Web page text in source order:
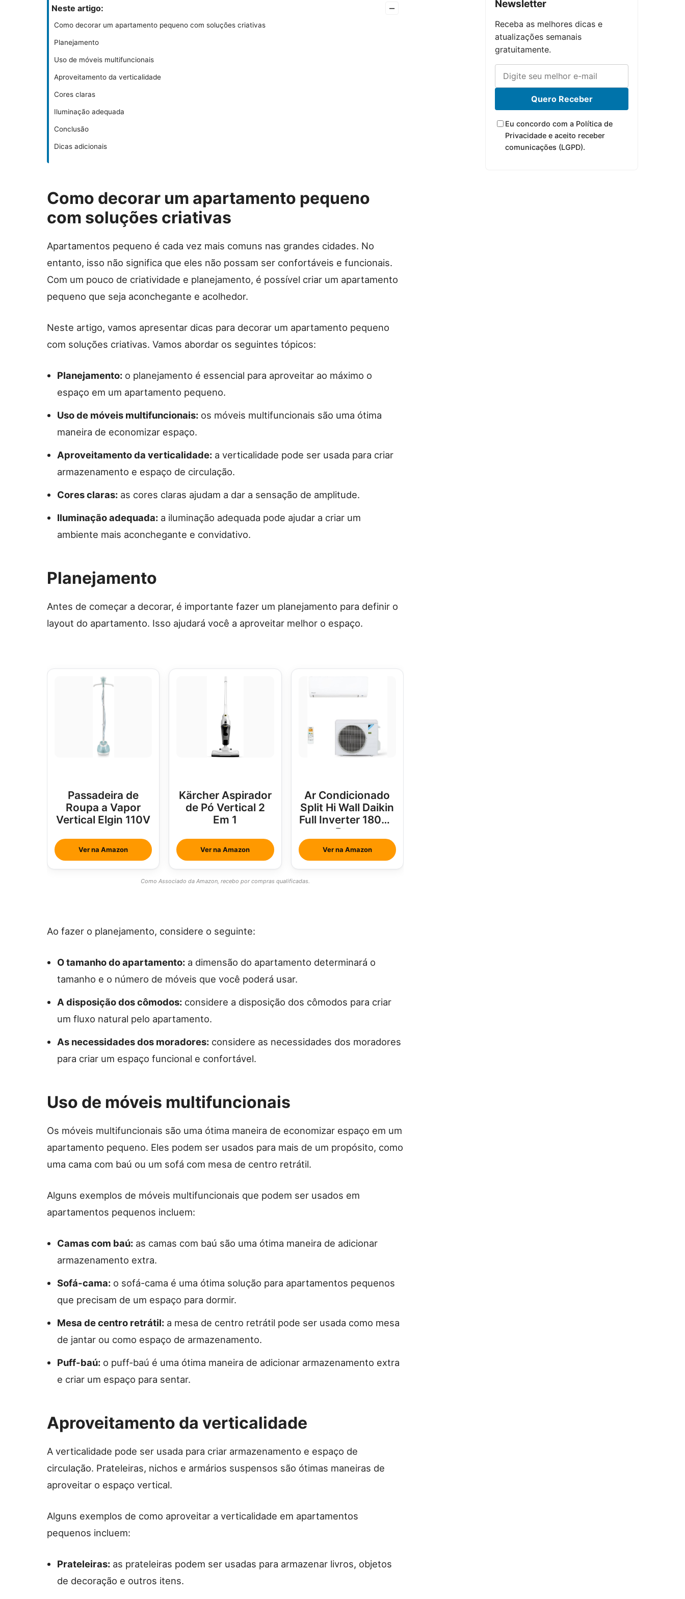
Neste artigo: –
Como decorar um apartamento pequeno com soluções criativas
Planejamento
Uso de móveis multifuncionais
Aproveitamento da verticalidade
Cores claras
Iluminação adequada
Conclusão
Dicas adicionais
Como decorar um apartamento pequeno
com soluções criativas
Apartamentos pequeno é cada vez mais comuns nas grandes cidades. No
entanto, isso não significa que eles não possam ser confortáveis e funcionais.
Com um pouco de criatividade e planejamento, é possível criar um apartamento
pequeno que seja aconchegante e acolhedor.
Neste artigo, vamos apresentar dicas para decorar um apartamento pequeno
com soluções criativas. Vamos abordar os seguintes tópicos:
Planejamento: o planejamento é essencial para aproveitar ao máximo o
espaço em um apartamento pequeno.
Uso de móveis multifuncionais: os móveis multifuncionais são uma ótima
maneira de economizar espaço.
Aproveitamento da verticalidade: a verticalidade pode ser usada para criar
armazenamento e espaço de circulação.
Cores claras: as cores claras ajudam a dar a sensação de amplitude.
Iluminação adequada: a iluminação adequada pode ajudar a criar um
ambiente mais aconchegante e convidativo.
Planejamento
Antes de começar a decorar, é importante fazer um planejamento para definir o
layout do apartamento. Isso ajudará você a aproveitar melhor o espaço.
Passadeira de
Roupa a Vapor
Vertical Elgin 110V
Ver na Amazon
Kärcher Aspirador
de Pó Vertical 2
Em 1
Ver na Amazon
Ar Condicionado
Split Hi Wall Daikin
Full Inverter 18000
Btus
Ver na Amazon
Como Associado da Amazon, recebo por compras qualificadas.
Ao fazer o planejamento, considere o seguinte:
O tamanho do apartamento: a dimensão do apartamento determinará o
tamanho e o número de móveis que você poderá usar.
A disposição dos cômodos: considere a disposição dos cômodos para criar
um fluxo natural pelo apartamento.
As necessidades dos moradores: considere as necessidades dos moradores
para criar um espaço funcional e confortável.
Uso de móveis multifuncionais
Os móveis multifuncionais são uma ótima maneira de economizar espaço em um
apartamento pequeno. Eles podem ser usados para mais de um propósito, como
uma cama com baú ou um sofá com mesa de centro retrátil.
Alguns exemplos de móveis multifuncionais que podem ser usados em
apartamentos pequenos incluem:
Camas com baú: as camas com baú são uma ótima maneira de adicionar
armazenamento extra.
Sofá-cama: o sofá-cama é uma ótima solução para apartamentos pequenos
que precisam de um espaço para dormir.
Mesa de centro retrátil: a mesa de centro retrátil pode ser usada como mesa
de jantar ou como espaço de armazenamento.
Puff-baú: o puff-baú é uma ótima maneira de adicionar armazenamento extra
e criar um espaço para sentar.
Aproveitamento da verticalidade
A verticalidade pode ser usada para criar armazenamento e espaço de
circulação. Prateleiras, nichos e armários suspensos são ótimas maneiras de
aproveitar o espaço vertical.
Alguns exemplos de como aproveitar a verticalidade em apartamentos
pequenos incluem:
Prateleiras: as prateleiras podem ser usadas para armazenar livros, objetos
de decoração e outros itens.
Newsletter
Receba as melhores dicas e
atualizações semanais
gratuitamente.
Quero Receber
Eu concordo com a Política de
Privacidade e aceito receber
comunicações (LGPD).